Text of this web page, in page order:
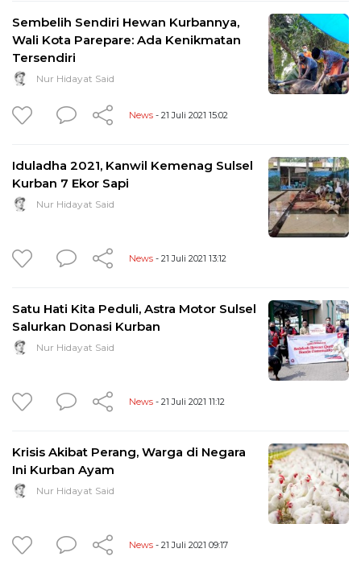
Sembelih Sendiri Hewan Kurbannya,
Wali Kota Parepare: Ada Kenikmatan
Tersendiri
Nur Hidayat Said
News - 21 Juli 2021 15:02
Iduladha 2021, Kanwil Kemenag Sulsel
Kurban 7 Ekor Sapi
Nur Hidayat Said
News - 21 Juli 2021 13:12
Satu Hati Kita Peduli, Astra Motor Sulsel
Salurkan Donasi Kurban
Nur Hidayat Said
News - 21 Juli 2021 11:12
Krisis Akibat Perang, Warga di Negara
Ini Kurban Ayam
Nur Hidayat Said
News - 21 Juli 2021 09:17